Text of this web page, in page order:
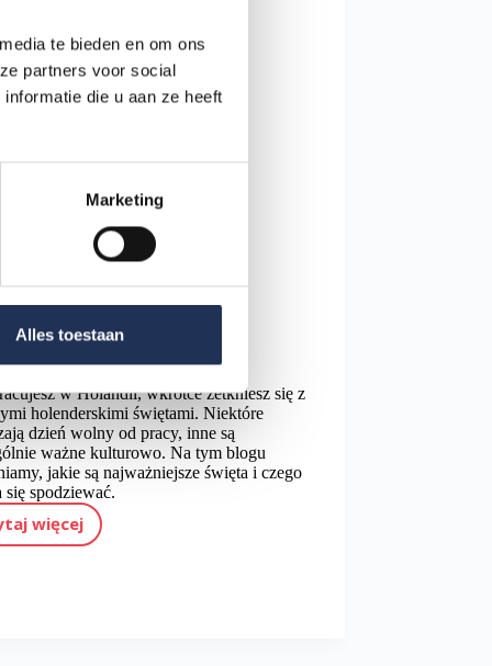
te bieden en om ons
partners voor social
die u aan ze heeft
Marketing
Alles toestaan
Blog
w Holandii, wkrótce zetkniesz się z
holenderskimi świętami. Niektóre
dzień wolny od pracy, inne są
ważne kulturowo. Na tym blogu
jakie są najważniejsze święta i czego
się spodziewać.
więcej
Wakacje w Holandii: co musisz wiedzieć?